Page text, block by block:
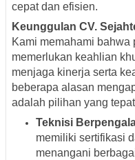
cepat dan efisien.
Keunggulan CV.
Kami memahami bahwa
memerlukan keahlian
menjaga kinerja serta
beberapa alasan
adalah pilihan yang
Teknisi
memiliki sertifikasi
menangani